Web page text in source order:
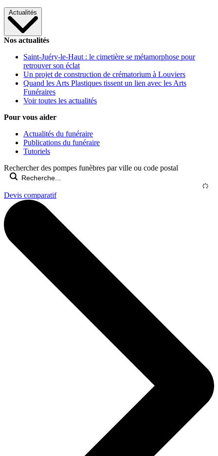
Actualités
Nos actualités
Saint-Juéry-le-Haut : le cimetière se métamorphose pour
retrouver son éclat
Un projet de construction de crématorium à Louviers
Quand les Arts Plastiques tissent un lien avec les Arts
Funéraires
Voir toutes les actualités
Pour vous aider
Actualités du funéraire
Publications du funéraire
Tutoriels
Rechercher des pompes funèbres par ville ou code postal
Devis comparatif